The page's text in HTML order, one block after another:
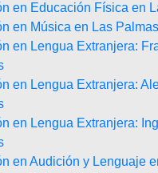
en Educación Física en
en Música en Las
en Lengua Extranjera:
en Lengua Extranjera:
en Lengua Extranjera:
en Audición y Lenguaje